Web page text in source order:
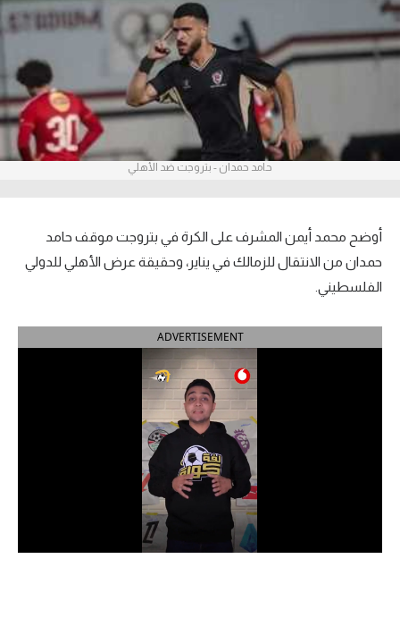
ركن الألعاب
أمريكا 2026
الدوري الإنجليزي الممتاز
الدوري الإسباني
الدوري السعودي للمحترفين
دوري أبطال إفريقيا
حامد حمدان - بتروجت ضد الأهلي
أوضح محمد أيمن المشرف على الكرة في بتروجت موقف حامد
حمدان من الانتقال للزمالك في يناير، وحقيقة عرض الأهلي للدولي
الفلسطيني.
ADVERTISEMENT